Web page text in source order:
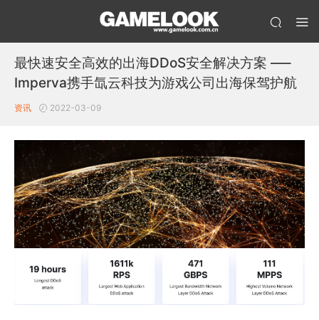
最快速安全高效的出海DDoS安全解决方案 —–
Imperva携手氙云科技为游戏公司出海保驾护航
资讯 2022-03-09